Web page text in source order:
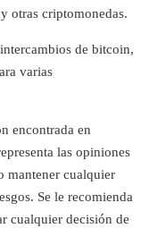
otras criptomonedas.
de bitcoin,
varias
encontrada en
las opiniones
mantener cualquier
Se le recomienda
cualquier decisión de